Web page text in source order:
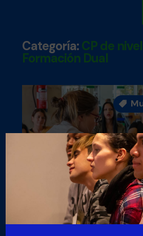
Categoría:CP de
Formación Dual
